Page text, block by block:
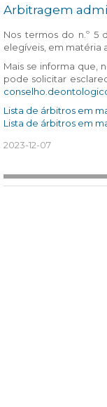
Arbitragem
Nos termos do n.º 5
elegíveis, em matéria
Mais se informa que,
pode solicitar
Lista de árbitros em
Lista de árbitros em
2023-12-07